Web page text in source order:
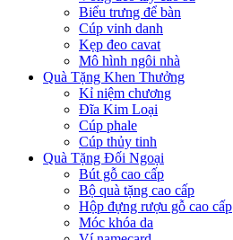
Biểu trưng để bàn
Cúp vinh danh
Kẹp đeo cavat
Mô hình ngôi nhà
Quà Tặng Khen Thưởng
Kỉ niệm chương
Đĩa Kim Loại
Cúp phale
Cúp thủy tinh
Quà Tặng Đối Ngoại
Bút gỗ cao cấp
Bộ quà tặng cao cấp
Hộp đựng rượu gỗ cao cấp
Móc khóa da